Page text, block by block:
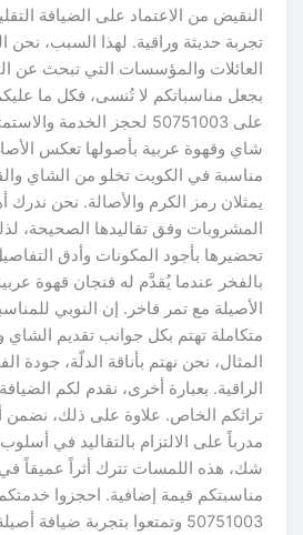
النقيض من الاعتماد على الضيافة
تجربة حديثة وراقية. لهذا السبب، نحن
العائلات والمؤسسات التي تبحث عن
بجعل مناسباتكم لا تُنسى، فكل ما عليكم
على 50751003 لحجز الخدمة
شاي وقهوة عربية بأصولها تعكس الأصالة
مناسبة في الكويت تخلو من الشاي
يمثلان رمز الكرم والأصالة. نحن ندرك
المشروبات وفق تقاليدها الصحيحة،
تحضيرها بأجود المكونات وأدق
بالفخر عندما يُقدَّم له فنجان قهوة
الأصيلة مع تمر فاخر. إن النوبي
متكاملة تهتم بكل جوانب تقديم الشاي
المثال، نحن نهتم بأناقة الدلّة، جودة
الراقية. بعبارة أخرى، نقدم لكم
تراثكم الخاص. علاوة على ذلك، نضمن
مدرباً على الالتزام بالتقاليد في أسلوب
شك، هذه اللمسات تترك أثراً عميقاً
مناسبتكم قيمة إضافية. احجزوا خدمتكم
50751003 وتمتعوا بتجربة ضيافة